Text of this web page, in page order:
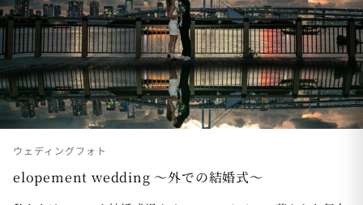
ウェディングフォト
elopement wedding 〜外での結婚式〜